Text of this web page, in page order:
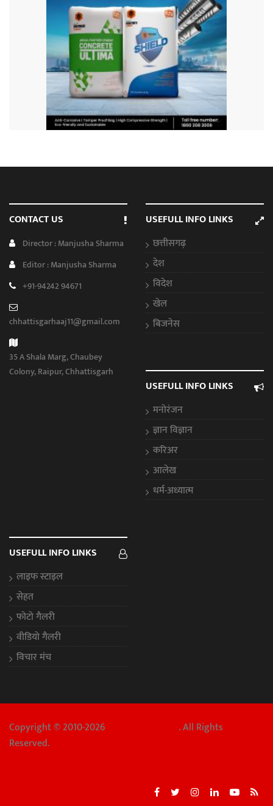
CONTACT US
Director : Manjusha Sharma
Editor : Manjusha Sharma
+91-94242 94671
chhattisgarhaaj11@gmail.com
35 A Shala Marg, Chaubey
Colony, Raipur, Chhattisgarh
USEFULL INFO LINKS
छत्तीसगढ़
देश
विदेश
खेल
बिजनेस
USEFULL INFO LINKS
मनोरंजन
ज्ञान विज्ञान
करिअर
आलेख
धर्म-अध्यात्म
USEFULL INFO LINKS
लाइफ स्टाइल
सेहत
फोटो गैलरी
वीडियो गैलरी
विचार मंच
Copyright © 2010-2026
. All Rights
Reserved.